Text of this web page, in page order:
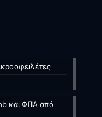
και ΦΠΑ από